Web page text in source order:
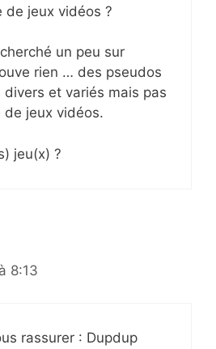
de jeux vidéos ?
un peu sur
rien … des pseudos
et variés mais pas
de jeux vidéos.
jeu(x) ?
8:13
rassurer : Dupdup